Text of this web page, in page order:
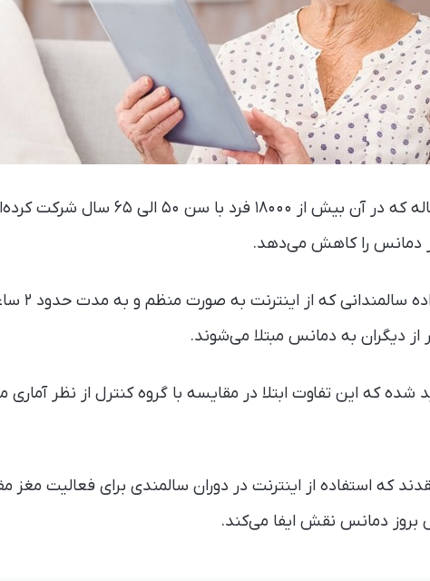
یک مطالعه هشت ساله که در آن بیش از
دمانس را کاهش می‌دهد.
این پژوهش
از دیگران به دمانس مبتلا می‌شوند.
که این تفاوت ابتلا در مقایسه با گروه کنترل از نظر آماری
که استفاده از اینترنت در دوران سالمندی برای فعالیت مغز
دمانس نقش ایفا می‌کند.